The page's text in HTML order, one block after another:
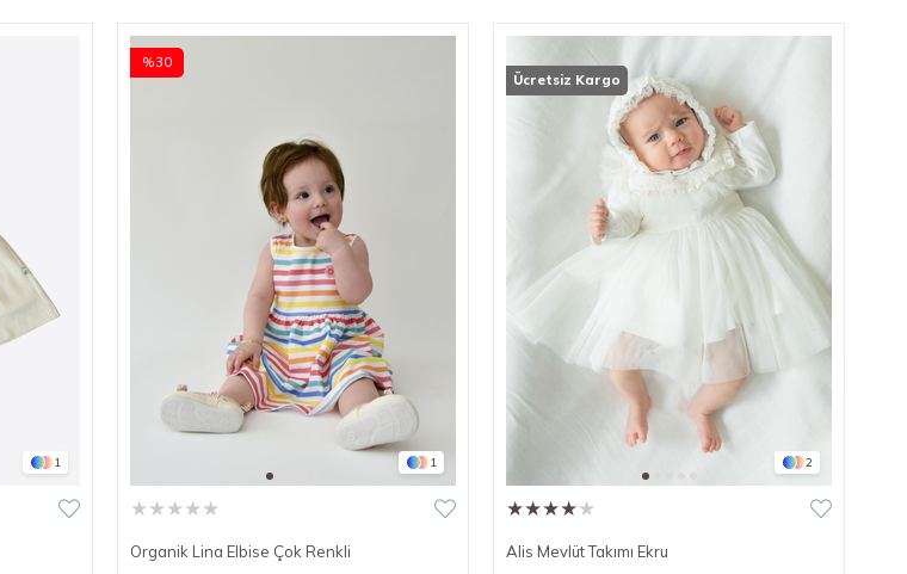
1 1
★★★★★
Organik Lina Elbise Çok Renkli
%30
2
★★★★★
Alis Mevlüt Takımı Ekru
Ücretsiz Kargo